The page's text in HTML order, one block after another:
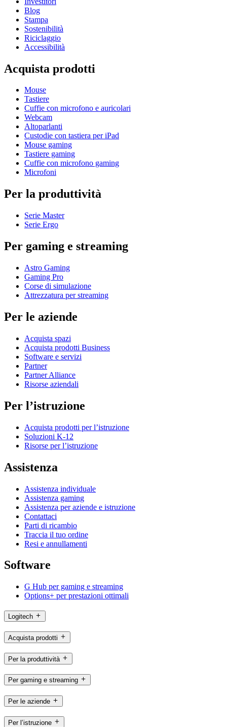
Blog
Stampa
Sostenibilità
Riciclaggio
Accessibilità
Acquista prodotti
Mouse
Tastiere
Cuffie con microfono e auricolari
Webcam
Altoparlanti
Custodie con tastiera per iPad
Mouse gaming
Tastiere gaming
Cuffie con microfono gaming
Microfoni
Per la produttività
Serie Master
Serie Ergo
Per gaming e streaming
Astro Gaming
Gaming Pro
Corse di simulazione
Attrezzatura per streaming
Per le aziende
Acquista spazi
Acquista prodotti Business
Software e servizi
Partner
Partner Alliance
Risorse aziendali
Per l’istruzione
Acquista prodotti per l’istruzione
Soluzioni K-12
Risorse per l’istruzione
Assistenza
Assistenza individuale
Assistenza gaming
Assistenza per aziende e istruzione
Contattaci
Parti di ricambio
Traccia il tuo ordine
Resi e annullamenti
Software
G Hub per gaming e streaming
Options+ per prestazioni ottimali
Logitech
Acquista prodotti
Per la produttività
Per gaming e streaming
Per le aziende
Per l’istruzione